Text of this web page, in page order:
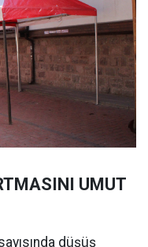
UMUT
düşüş